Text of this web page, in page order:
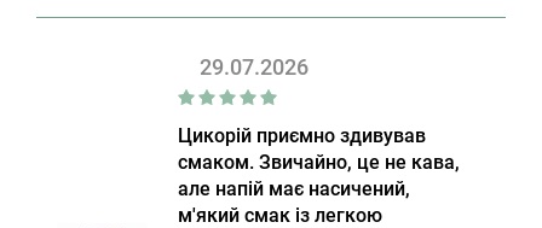
29.07.2026
Цикорій приємно здивував
смаком. Звичайно, це не кава,
але напій має насичений,
м'який смак із легкою